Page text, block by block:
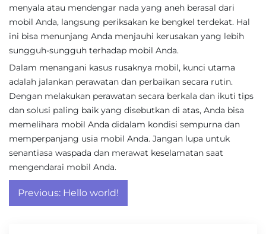
menyala atau mendengar nada yang aneh berasal dari
mobil Anda, langsung periksakan ke bengkel terdekat. Hal
ini bisa menunjang Anda menjauhi kerusakan yang lebih
sungguh-sungguh terhadap mobil Anda.
Dalam menangani kasus rusaknya mobil, kunci utama
adalah jalankan perawatan dan perbaikan secara rutin.
Dengan melakukan perawatan secara berkala dan ikuti tips
dan solusi paling baik yang disebutkan di atas, Anda bisa
memelihara mobil Anda didalam kondisi sempurna dan
memperpanjang usia mobil Anda. Jangan lupa untuk
senantiasa waspada dan merawat keselamatan saat
mengendarai mobil Anda.
Post
navigation
Previous: Hello world!